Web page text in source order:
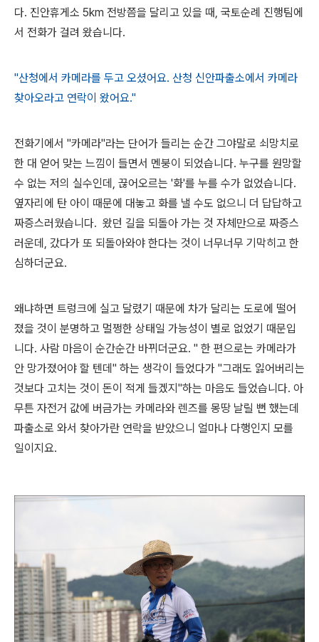
다. 진안휴게소 5km 전방쯤을 달리고 있을 때, 국토순례 진행팀에
서 전화가 걸려 왔습니다.
"산청에서 카메라를 두고 오셨어요. 산청 신안파출소에서 카메라
찾아오라고 연락이 왔어요."
전화기에서 "카메라"라는 단어가 들리는 순간 그야말로 쇠망치로
한 대 얻어 맞는 느낌이 들면서 멘붕이 되었습니다. 누구를 원망할
수 없는 저의 실수인데, 끊어오르는 '화'를 누를 수가 없었습니다.
옆자리에 탄 아이 때문에 대놓고 화를 낼 수도 없으니 더 답답하고
짜증스러웠습니다. 왔던 길을 되돌아 가는 것 자체만으로 짜증스
러운데, 갔다가 또 되돌아와야 한다는 것이 너무너무 기막히고 한
심하더군요.
왜냐하면 트렁크에 실고 달렸기 때문에 차가 달리는 도로에 떨어
졌을 것이 분명하고 멀쩡한 상태일 가능성이 별로 없었기 때문입
니다. 사람 마음이 순간순간 바뀌더군요. " 한 편으로는 카메라가
안 망가졌어야 할 텐데" 하는 생각이 들었다가 "그래도 잃어버리는
것보다 고치는 것이 돈이 적게 들겠지"하는 마음도 들었습니다. 아
무튼 자전거 값에 버금가는 카메라와 렌즈를 몽땅 날릴 뻔 했는데
파출소로 와서 찾아가란 연락을 받았으니 얼마나 다행인지 모를
일이지요.